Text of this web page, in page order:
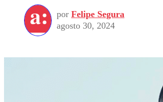
por Felipe Segura
agosto 30, 2024